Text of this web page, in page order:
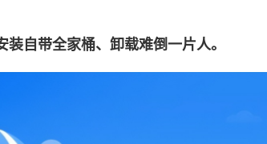
装自带全家桶、卸载难倒一片人。